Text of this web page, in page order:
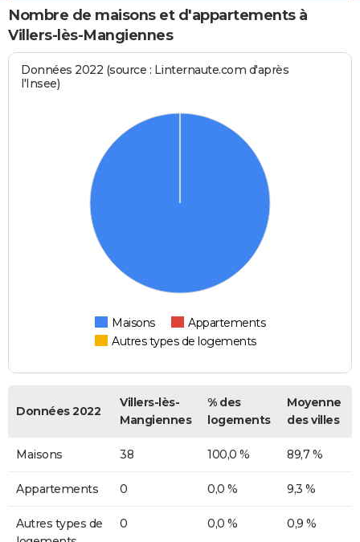
Nombre de maisons et d'appartements à
Villers-lès-Mangiennes
Données 2022 (source : Linternaute.com d'après
l'Insee)
Maisons
Appartements
Autres types de logements
Données 2022
Villers-lès-
Mangiennes
% des
logements
Moyenne
des villes
Maisons 38 100,0 % 89,7 %
Appartements 0 0,0 % 9,3 %
Autres types de
0 0,0 % 0,9 %